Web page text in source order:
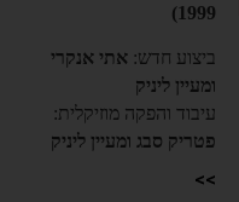
1999)
ביצוע חדש: אתי אנקרי
ומעיין ליניק
עיבוד והפקה מוזיקלית:
פטריק סבג ומעיין ליניק
צ'לו ומקלדות:
>>